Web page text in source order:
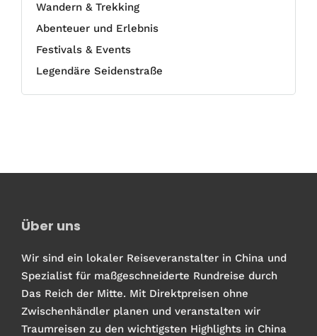
Wandern & Trekking
Abenteuer und Erlebnis
Festivals & Events
Legendäre Seidenstraße
Über uns
Wir sind ein lokaler Reiseveranstalter in China und
Spezialist für maßgeschneiderte Rundreise durch
Das Reich der Mitte. Mit Direktpreisen ohne
Zwischenhändler planen und veranstalten wir
Traumreisen zu den wichtigsten Highlights in China